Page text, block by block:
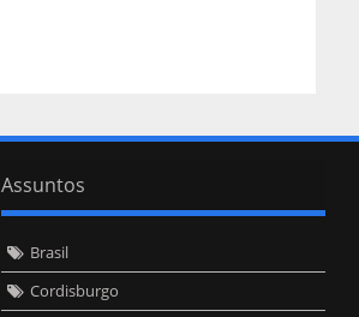
Assuntos
Brasil
Cordisburgo